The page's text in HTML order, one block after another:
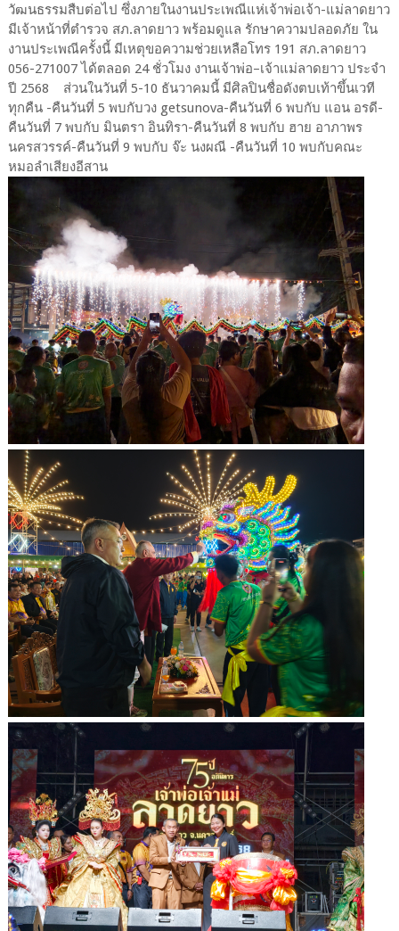
วัฒนธรรมสืบต่อไป​ ซึ่งภายในงานประเพณีแห่เจ้าพ่อเจ้า-แม่ลาดยาว
มีเจ้าหน้าที่ตำรวจ สภ.ลาดยาว พร้อมดูแล รักษาความปลอดภัย ใน
งานประเพณีครั้งนี้ มีเหตุขอความช่วยเหลือโทร 191 สภ.ลาดยาว
056-271007​ ได้ตลอด​ 24 ชั่วโมง​ งานเจ้าพ่อ–เจ้าแม่ลาดยาว ประจำ
ปี 2568 ส่วนในวันที่ 5-10 ธันวาคมนี้ มีศิลปินชื่อดังตบเท้าขึ้นเวที
ทุกคืน -คืนวันที่ 5 พบกับวง getsunova-คืนวันที่ 6 พบกับ แอน อรดี-
คืนวันที่ 7 พบกับ มินตรา อินทิรา-คืนวันที่ 8 พบกับ ฮาย อาภาพร
นครสวรรค์-คืนวันที่ 9 พบกับ จ๊ะ นงผณี -คืนวันที่ 10 พบกับคณะ
หมอลำเสียงอีสาน